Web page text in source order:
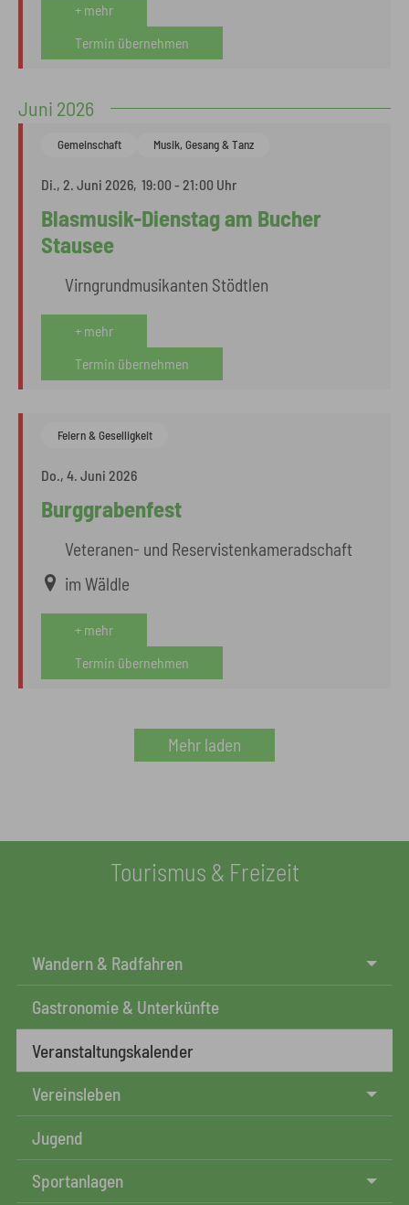
+ mehr
Termin übernehmen
Juni 2026
Di., 2. Juni 2026, 19:00 - 21:00 Uhr
Blasmusik-Dienstag am Bucher
Stausee
Virngrundmusikanten Stödtlen
+ mehr
Termin übernehmen
Gemeinschaft Musik, Gesang & Tanz
Do., 4. Juni 2026
Burggrabenfest
Veteranen- und Reservistenkameradschaft
im Wäldle
+ mehr
Termin übernehmen
Feiern & Geselligkeit
Mehr laden
Tourismus & Freizeit
Wandern & Radfahren
Gastronomie & Unterkünfte
Veranstaltungskalender
Vereinsleben
Jugend
Sportanlagen